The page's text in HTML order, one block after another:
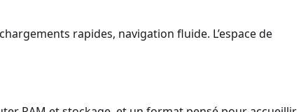
rapides, navigation fluide. L’espace de